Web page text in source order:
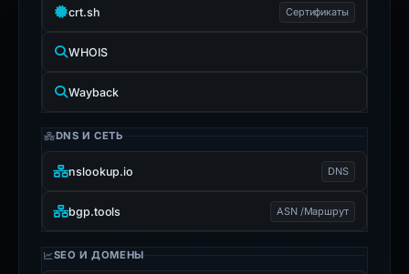
crt.sh Сертификаты
WHOIS
Wayback
DNS И СЕТЬ
nslookup.io DNS
bgp.tools ASN /Маршрут
SEO И ДОМЕНЫ